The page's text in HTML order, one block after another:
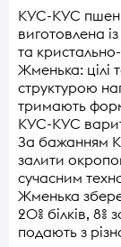
КУС-КУС
виготовлена
та
Жменька: цілі
структурою
тримають
КУС-КУС
За бажанням
залити
сучасним
Жменька
20% білків,
подають з